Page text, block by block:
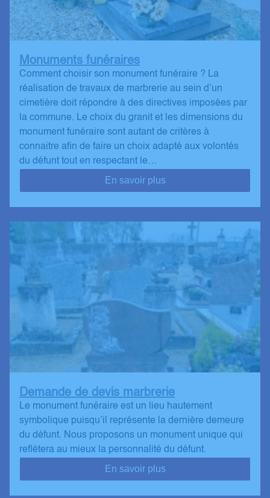
Monuments funéraires
Comment choisir son monument funéraire ? La
réalisation de travaux de marbrerie au sein d’un
cimetière doit répondre à des directives imposées par
la commune. Le choix du granit et les dimensions du
monument funéraire sont autant de critères à
connaitre afin de faire un choix adapté aux volontés
du défunt tout en respectant le…
En savoir plus
Demande de devis marbrerie
Le monument funéraire est un lieu hautement
symbolique puisqu’il représente la dernière demeure
du défunt. Nous proposons un monument unique qui
reflétera au mieux la personnalité du défunt.
En savoir plus